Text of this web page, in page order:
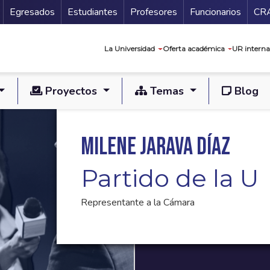
Secundario
Egresados Estudiantes Profesores Funcionarios
La Universidad Oferta académica UR
Proyectos Temas Blog
Milene Jarava Díaz
Partido de la U
Representante a la Cámara